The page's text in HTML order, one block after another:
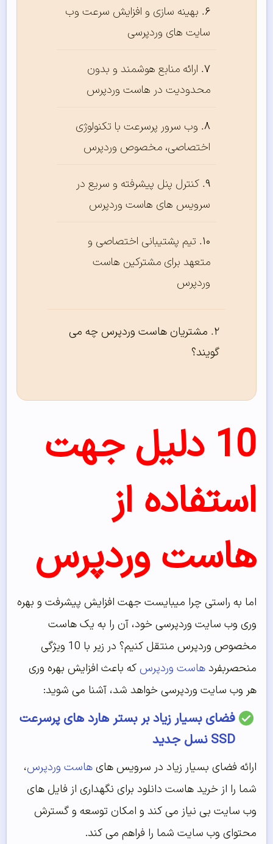
بهینه سازی و افزایش سرعت وب
سایت های وردپرسی
ارائه منابع هوشمند و بدون
محدودیت در هاست وردپرس
وب سرور پرسرعت با تکنولوژی
اختصاصی، مخصوص وردپرس
کنترل پنل پیشرفته و سریع در
سرویس های هاست وردپرس
تیم پشتیبانی اختصاصی و
متعهد برای مشترکین هاست
وردپرس
مشتریان هاست وردپرس چه می
گویند؟
10 دلیل جهت
استفاده از
هاست وردپرس
اما به راستی چرا میبایست جهت افزایش پیشرفت و بهره
وری وب سایت وردپرسی خود، آن را به یک هاست
مخصوص وردپرس منتقل کنیم؟ در زیر با 10 ویژگی
منحصربفردهاست وردپرس که باعث افزایش بهره وری
هر وب سایت وردپرسی خواهد شد، آشنا می شوید:
فضای بسیار زیاد بر بستر هارد های پرسرعت
SSD نسل جدید
ارائه فضای بسیار زیاد در سرویس هایهاست وردپرس،
شما را از خرید هاست دانلود برای نگهداری از فایل های
وب سایت بی نیاز می کند و امکان توسعه و گسترش
محتوای وب سایت شما را فراهم می کند.